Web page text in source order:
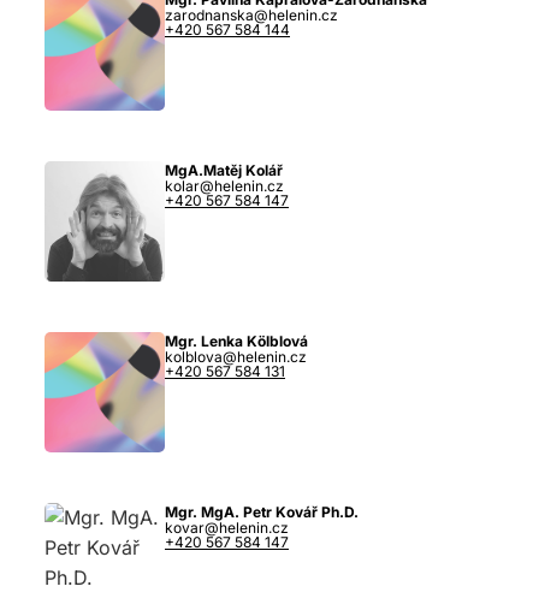
zarodnanska@helenin.cz
+420 567 584 144
MgA.Matěj Kolář
kolar@helenin.cz
+420 567 584 147
Mgr. Lenka Kölblová
kolblova@helenin.cz
+420 567 584 131
Mgr. MgA. Petr Kovář Ph.D.
kovar@helenin.cz
+420 567 584 147